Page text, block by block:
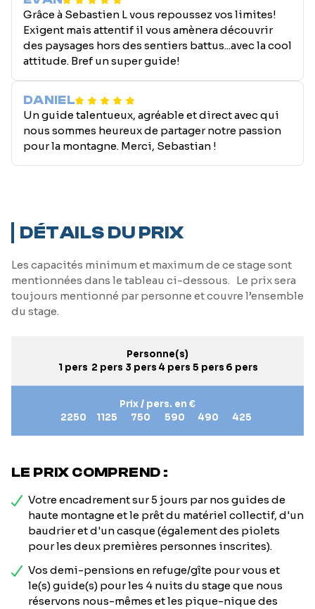
Grâce à Sebastien L vous repoussez vos limites!
Exigent mais attentif il vous amènera découvrir
des paysages hors des sentiers battus...avec la cool
attitude. Bref un super guide!
DANIEL
Un guide talentueux, agréable et direct avec qui
nous sommes heureux de partager notre passion
pour la montagne. Merci, Sebastian !
DÉTAILS DU PRIX
Les capacités minimum et maximum de ce stage sont
mentionnées dans le tableau ci-dessous. Le prix sera
toujours mentionné par personne et couvre l’ensemble
du stage.
Personne(s)
1 pers 2 pers 3 pers 4 pers 5 pers 6 pers
Prix / pers. en €
2250
1125 750 590 490 425
LE PRIX COMPREND :
Votre encadrement sur 5 jours par nos guides de
haute montagne et le prêt du matériel collectif, d'un
baudrier et d'un casque (également des piolets
pour les deux premières personnes inscrites).
Vos demi-pensions en refuge/gîte pour vous et
le(s) guide(s) pour les 4 nuits du stage que nous
réservons nous-mêmes et les pique-nique des